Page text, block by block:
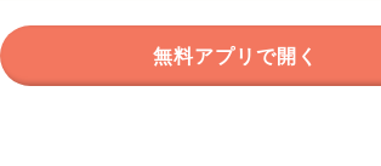
無料アプリで開く